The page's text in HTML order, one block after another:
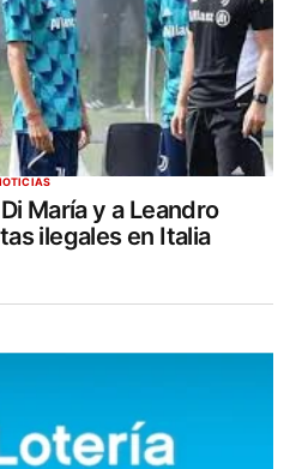
María y a Leandro
ilegales en Italia